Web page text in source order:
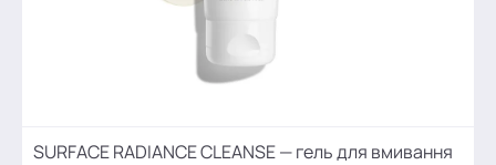
SURFACE RADIANCE CLEANSE — гель для вмивання